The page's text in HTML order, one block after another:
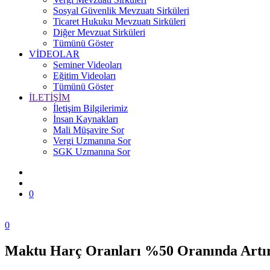
Sosyal Güvenlik Mevzuatı Sirküleri
Ticaret Hukuku Mevzuatı Sirküleri
Diğer Mevzuat Sirküleri
Tümünü Göster
VİDEOLAR
Seminer Videoları
Eğitim Videoları
Tümünü Göster
İLETİŞİM
İletişim Bilgilerimiz
İnsan Kaynakları
Mali Müşavire Sor
Vergi Uzmanına Sor
SGK Uzmanına Sor
0
0
Zonguldak
Maktu Harç Oranları %50 Oranında